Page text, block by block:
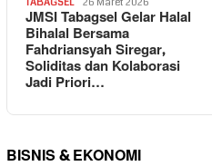
JMSI Tabagsel Gelar Halal
Bihalal Bersama
Fahdriansyah Siregar,
Soliditas dan Kolaborasi
Jadi Priori…
BISNIS & EKONOMI